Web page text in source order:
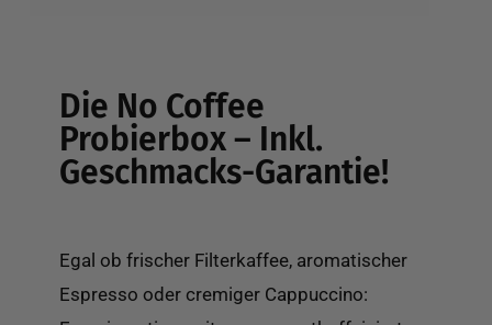
Die No Coffee
Probierbox – Inkl.
Geschmacks-Garantie!
Egal ob frischer Filterkaffee, aromatischer
Espresso oder cremiger Cappuccino: